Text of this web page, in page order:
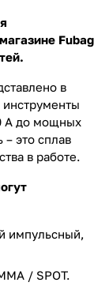
Fubag
в
А до мощных
это сплав
в работе.
импульсный,
/ SPOT.